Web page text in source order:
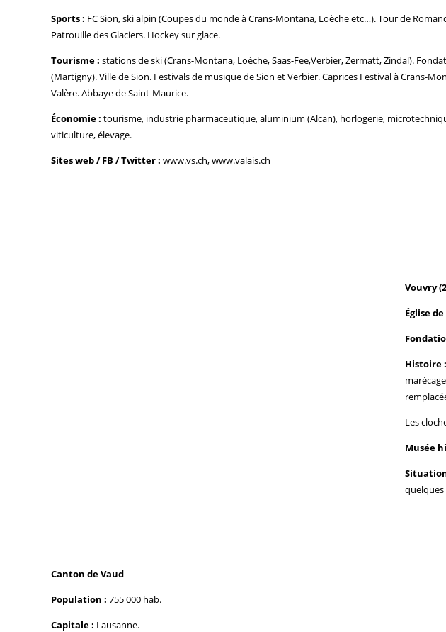
Sports : FC Sion, ski alpin (Coupes du monde à Crans-Montana, Loèche etc…). Tour de
Patrouille des Glaciers. Hockey sur glace.
Tourisme : stations de ski (Crans-Montana, Loèche, Saas-Fee,Verbier, Zermatt, Zindal).
(Martigny). Ville de Sion. Festivals de musique de Sion et Verbier. Caprices Festival à Crans-
Valère. Abbaye de Saint-Maurice.
Économie : tourisme, industrie pharmaceutique, aluminium (Alcan), horlogerie,
viticulture, élevage.
Sites web / FB / Twitter : www.vs.ch,www.valais.ch
Vouvry
Église
Histoire :
Les
Musée
quelques
Canton de Vaud
Population : 755 000 hab.
Capitale : Lausanne.